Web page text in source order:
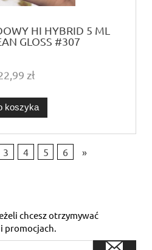
HI HYBRID 5 ML
GLOSS #307
zł
koszyka
3 4 5 6 »
chcesz otrzymywać
promocjach.